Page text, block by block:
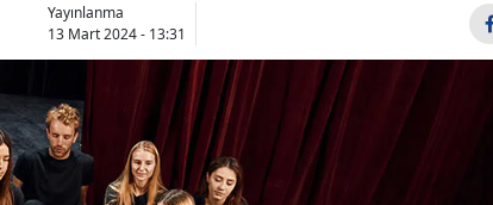
Yayınlanma
13 Mart 2024 - 13:31